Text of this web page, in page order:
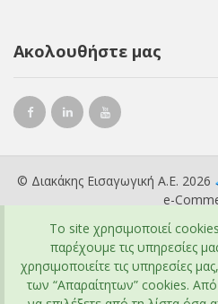
Ακολουθήστε μας
© Διακάκης Εισαγωγική Α.Ε. 2026
e-
To site χρησιμοποιεί
παρέχουμε τις υπηρεσίες
χρησιμοποιείτε τις υπηρεσίες
των “Απαραίτητων” cookies. Από